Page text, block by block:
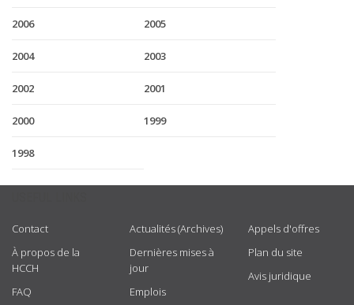
2006 2005
2004 2003
2002 2001
2000 1999
1998
Contact
À propos de la
HCCH
FAQ
Actualités (Archives)
Dernières mises à
jour
Emplois
Appels d'offres
Plan du site
Avis juridique